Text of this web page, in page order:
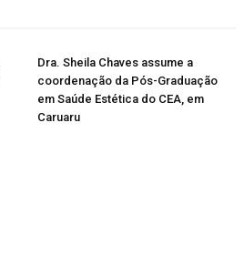
Dra. Sheila Chaves assume a
coordenação da Pós-Graduação
em Saúde Estética do CEA, em
Caruaru